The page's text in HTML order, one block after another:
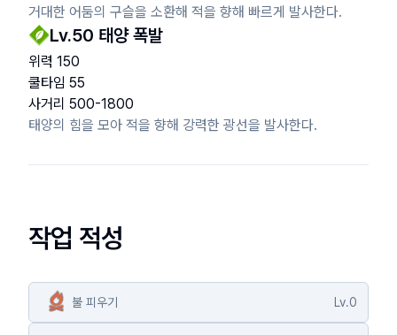
거대한 어둠의 구슬을 소환해 적을 향해 빠르게 발사한다.
Lv.50 태양 폭발
위력 150
쿨타임 55
사거리 500-1800
태양의 힘을 모아 적을 향해 강력한 광선을 발사한다.
작업 적성
불 피우기 Lv.0